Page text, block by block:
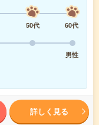
50代
60代
男性
詳しく見る